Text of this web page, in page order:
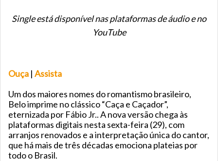
Single está disponível nas plataformas de áudio e no
YouTube
Ouça | Assista
Um dos maiores nomes do romantismo brasileiro,
Belo imprime no clássico “Caça e Caçador”,
eternizada por Fábio Jr.. A nova versão chega às
plataformas digitais nesta sexta-feira (29), com
arranjos renovados e a interpretação única do cantor,
que há mais de três décadas emociona plateias por
todo o Brasil.